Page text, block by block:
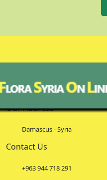
Our Address
Damascus - Syria
Contact Us
+963 944 718 291